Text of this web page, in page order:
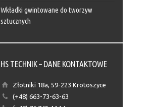
Wkładki gwintowane do tworzyw
sztucznych
HS TECHNIK – DANE KONTAKTOWE
Złotniki 18a, 59-223 Krotoszyce
(+48) 663-73-63-63